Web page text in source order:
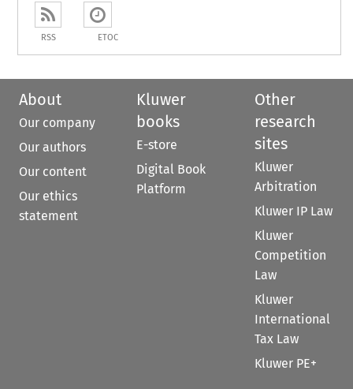
RSS ETOC
About
Our company
Our authors
Our content
Our ethics
statement
Kluwer
books
E-store
Digital Book
Platform
Other
research
sites
Kluwer
Arbitration
Kluwer IP Law
Kluwer
Competition
Law
Kluwer
International
Tax Law
Kluwer PE+